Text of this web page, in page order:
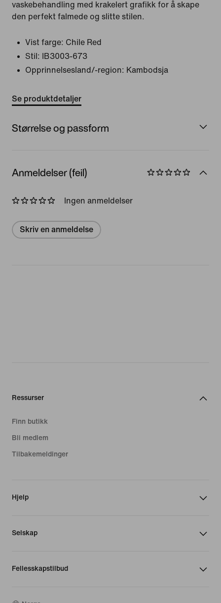
vaskebehandling med krakelert grafikk for å skape
den perfekt falmede og slitte stilen.
Vist farge: Chile Red
Stil:
IB3003-673
Opprinnelsesland/-region: Kambodsja
Se produktdetaljer
Størrelse og passform
Anmeldelser (feil)
Ingen anmeldelser
Skriv en anmeldelse
Ressurser
Finn butikk
Bli medlem
Tilbakemeldinger
Hjelp
Selskap
Fellesskapstilbud